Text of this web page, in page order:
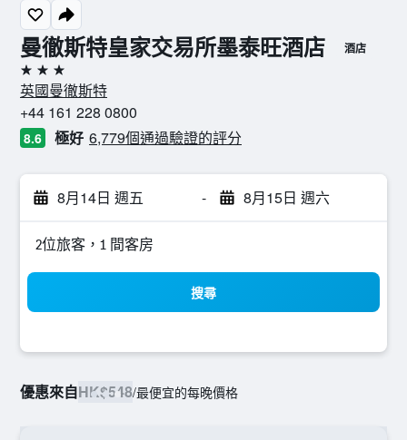
曼徹斯特皇家交易所墨泰旺酒店 酒店
3星級
英國曼徹斯特
+44 161 228 0800
8.6 極好 6,779個通過驗證的評分
8月14日 週五 - 8月15日 週六
2位旅客，1 間客房
搜尋
優惠來自HK$548/最便宜的每晚價格